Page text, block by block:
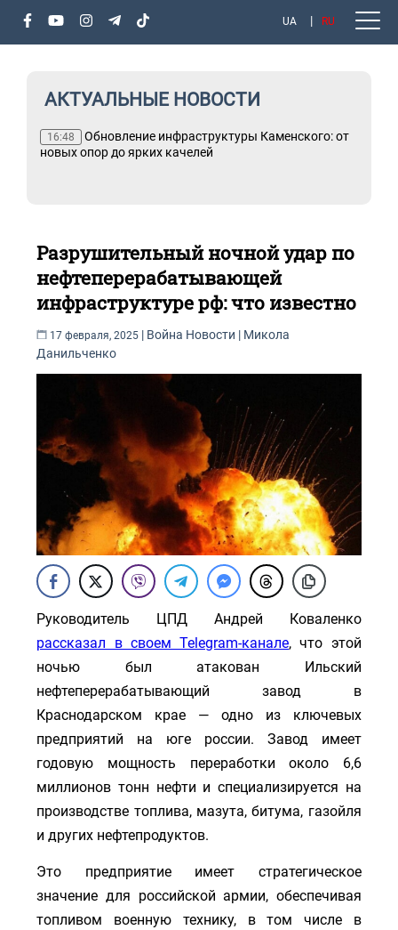
UA RU
АКТУАЛЬНЫЕ НОВОСТИ
16:48
Обновление инфраструктуры Каменского: от
новых опор до ярких качелей
Разрушительный ночной удар по
нефтеперерабатывающей
инфраструктуре рф: что известно
17 февраля, 2025 | Война Новости | Микола
Данильченко
Руководитель ЦПД Андрей Коваленко
рассказал в своем Telegram-канале, что этой
ночью был атакован Ильский
нефтеперерабатывающий завод в
Краснодарском крае — одно из ключевых
предприятий на юге россии. Завод имеет
годовую мощность переработки около 6,6
миллионов тонн нефти и специализируется на
производстве топлива, мазута, битума, газойля
и других нефтепродуктов.
Это предприятие имеет стратегическое
значение для российской армии, обеспечивая
топливом военную технику, в том числе в